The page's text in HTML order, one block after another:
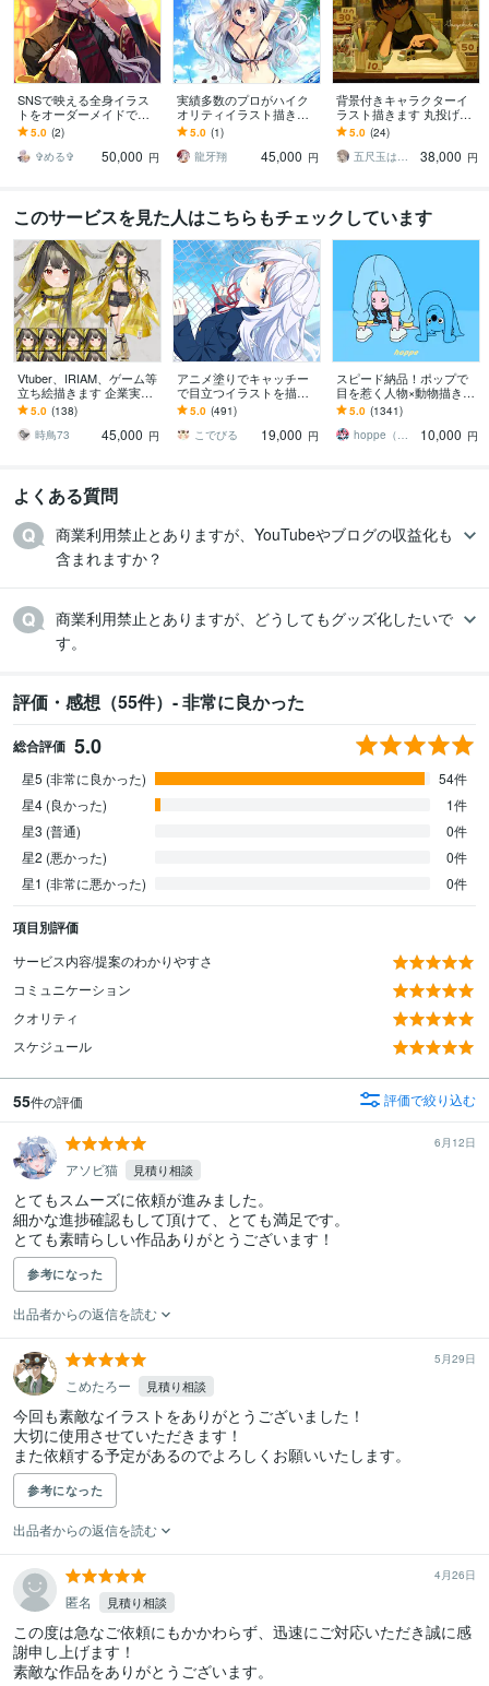
SNSで映える全身イラス
トをオーダーメイドでき
ます 完成イメージが湧き
にくい方にもたくさん提
案いたします✨
5.0 (2)
✞める✞
50,000 円
実績多数のプロがハイク
オリティイラスト描きま
す 使用目的自由の高解像
度イラストです。商業利
用、二次使用可。
5.0 (1)
龍牙翔
45,000 円
背景付きキャラクターイ
ラスト描きます 丸投げで
サムネイル作成 MV、楽
曲ジャケット、Vtuber等
5.0 (24)
五尺玉はぜる
38,000 円
このサービスを見た人はこちらもチェックしています
Vtuber、IRIAM、ゲーム等
立ち絵描きます 企業実績
多数！ハイクオリティな
イラストをお届けしま
す！
5.0 (138)
時鳥73
45,000 円
アニメ塗りでキャッチー
で目立つイラストを描き
ます 動画用、スチル、ア
イコン等、目を引くイラ
ストをご希望の方に！
5.0 (491)
こでびる
19,000 円
スピード納品！ポップで
目を惹く人物×動物描きま
す 挿絵・動画・グッズな
ど鮮やかな配色で個性を
出したい方へ
5.0 (1341)
hoppe（ほっぺ）
10,000 円
よくある質問
商業利用禁止とありますが、YouTubeやブログの収益化も
含まれますか？
商業利用禁止とありますが、どうしてもグッズ化したいで
す。
評価・感想（55件）- 非常に良かった
総合評価 5.0
星5 (非常に良かった)
54件
星4 (良かった)
1件
星3 (普通)
0件
星2 (悪かった)
0件
星1 (非常に悪かった)
0件
項目別評価
サービス内容/提案のわかりやすさ
コミュニケーション
クオリティ
スケジュール
55件の評価 評価で絞り込む
6月12日
アソビ猫 見積り相談
とてもスムーズに依頼が進みました。
細かな進捗確認もして頂けて、とても満足です。
とても素晴らしい作品ありがとうございます！
参考になった
出品者からの返信を読む
5月29日
こめたろー 見積り相談
今回も素敵なイラストをありがとうございました！
大切に使用させていただきます！
また依頼する予定があるのでよろしくお願いいたします。
参考になった
出品者からの返信を読む
4月26日
匿名 見積り相談
この度は急なご依頼にもかかわらず、迅速にご対応いただき誠に感
謝申し上げます！
素敵な作品をありがとうございます。